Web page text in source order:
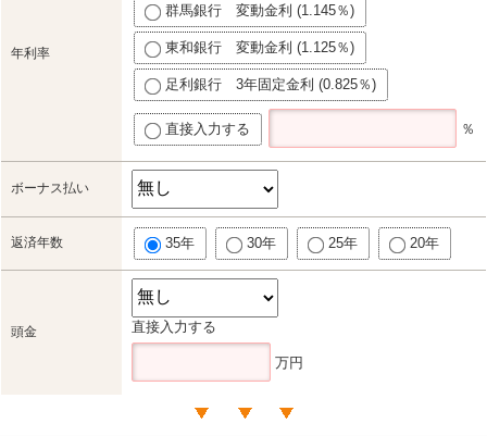
年利率
群馬銀行 変動金利 (1.145％)
東和銀行 変動金利 (1.125％)
足利銀行 3年固定金利 (0.825％)
直接入力する ％
ボーナス払い
返済年数 35年 30年 25年 20年
頭金 直接入力する
万円